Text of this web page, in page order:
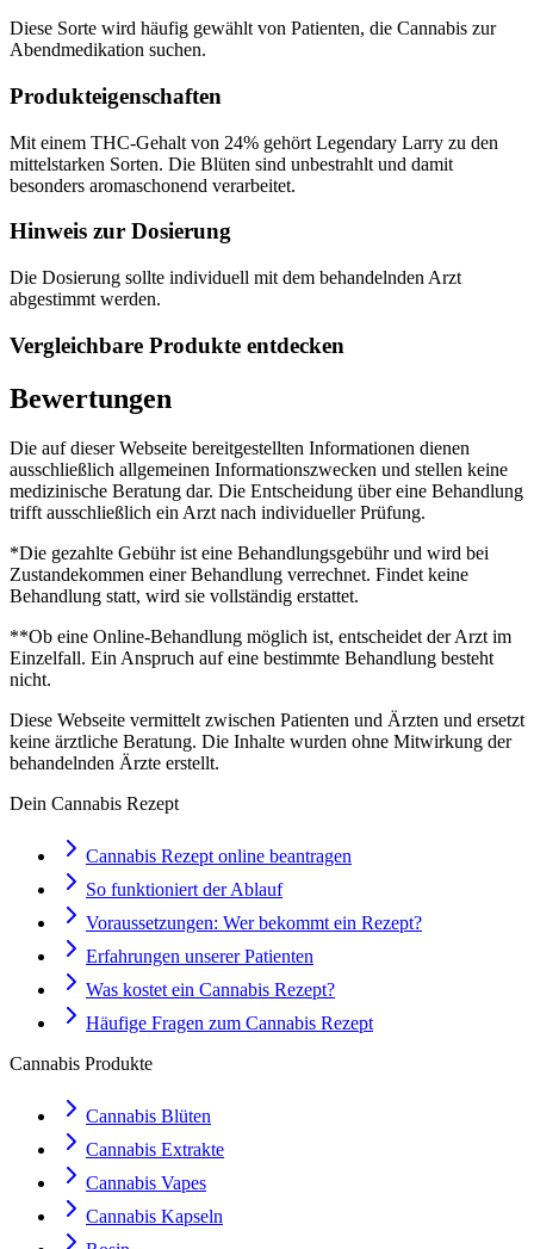
Diese Sorte wird häufig gewählt von Patienten, die Cannabis zur
Abendmedikation suchen.
Produkteigenschaften
Mit einem THC-Gehalt von 24% gehört Legendary Larry zu den
mittelstarken Sorten. Die Blüten sind unbestrahlt und damit
besonders aromaschonend verarbeitet.
Hinweis zur Dosierung
Die Dosierung sollte individuell mit dem behandelnden Arzt
abgestimmt werden.
Vergleichbare Produkte entdecken
Bewertungen
Die auf dieser Webseite bereitgestellten Informationen dienen
ausschließlich allgemeinen Informationszwecken und stellen keine
medizinische Beratung dar. Die Entscheidung über eine Behandlung
trifft ausschließlich ein Arzt nach individueller Prüfung.
*Die gezahlte Gebühr ist eine Behandlungsgebühr und wird bei
Zustandekommen einer Behandlung verrechnet. Findet keine
Behandlung statt, wird sie vollständig erstattet.
**Ob eine Online-Behandlung möglich ist, entscheidet der Arzt im
Einzelfall. Ein Anspruch auf eine bestimmte Behandlung besteht
nicht.
Diese Webseite vermittelt zwischen Patienten und Ärzten und ersetzt
keine ärztliche Beratung. Die Inhalte wurden ohne Mitwirkung der
behandelnden Ärzte erstellt.
Dein Cannabis Rezept
Cannabis Rezept online beantragen
So funktioniert der Ablauf
Voraussetzungen: Wer bekommt ein Rezept?
Erfahrungen unserer Patienten
Was kostet ein Cannabis Rezept?
Häufige Fragen zum Cannabis Rezept
Cannabis Produkte
Cannabis Blüten
Cannabis Extrakte
Cannabis Vapes
Cannabis Kapseln